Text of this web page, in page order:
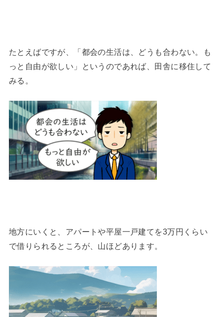
たとえばですが、「都会の生活は、どうも合わない。も
っと自由が欲しい」というのであれば、田舎に移住して
みる。
地方にいくと、アパートや平屋一戸建てを3万円くらい
で借りられるところが、山ほどあります。